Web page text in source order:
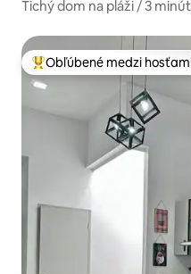
Tichý dom na pláži / 3
Najobľúbenejšie medzi
Obľúbené medzi